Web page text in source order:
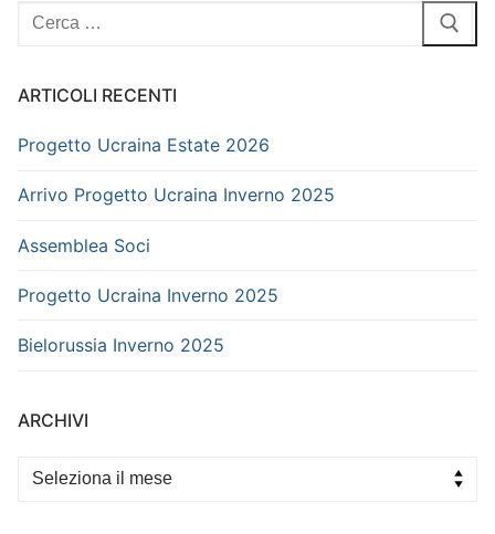
Cerca:
ARTICOLI RECENTI
Progetto Ucraina Estate 2026
Arrivo Progetto Ucraina Inverno 2025
Assemblea Soci
Progetto Ucraina Inverno 2025
Bielorussia Inverno 2025
ARCHIVI
Archivi